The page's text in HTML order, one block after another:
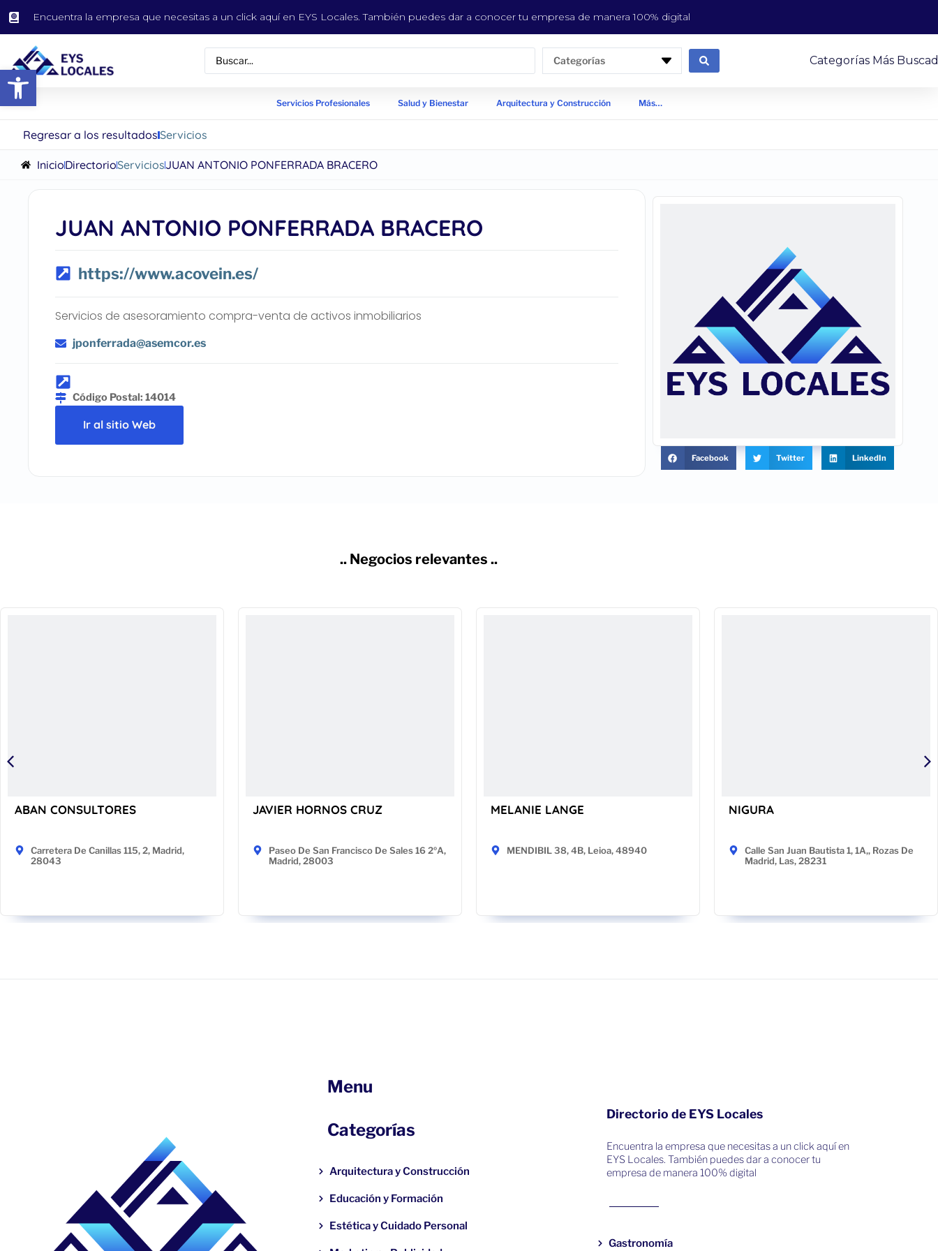
Abrir barra de herramientas
Encuentra la empresa que necesitas a un click aquí en EYS Locales. También puedes dar a conocer tu empresa de manera 100% digital
Categorías Categorías Más
Servicios Profesionales Salud y Bienestar Arquitectura y Construcción Más…
Regresar a los resultadosServicios
InicioDirectorioServiciosJUAN ANTONIO PONFERRADA BRACERO
JUAN ANTONIO PONFERRADA BRACERO
https://www.acovein.es/
Servicios de asesoramiento compra-venta de activos inmobiliarios
jponferrada@asemcor.es
Código Postal: 14014
Ir al sitio Web
Facebook Twitter LinkedIn
.. Negocios relevantes ..
ABAN CONSULTORES
Carretera De Canillas 115, 2, Madrid,
28043
JAVIER HORNOS CRUZ
Paseo De San Francisco De Sales 16 2ºA,
Madrid, 28003
MELANIE LANGE
MENDIBIL 38, 4B, Leioa, 48940
NIGURA
Calle San Juan Bautista 1, 1A,, Rozas De
Madrid, Las, 28231
Menu
Categorías
Arquitectura y Construcción
Educación y Formación
Estética y Cuidado Personal
Directorio de EYS Locales
Encuentra la empresa que necesitas a un click aquí en
EYS Locales. También puedes dar a conocer tu
empresa de manera 100% digital
Gastronomía